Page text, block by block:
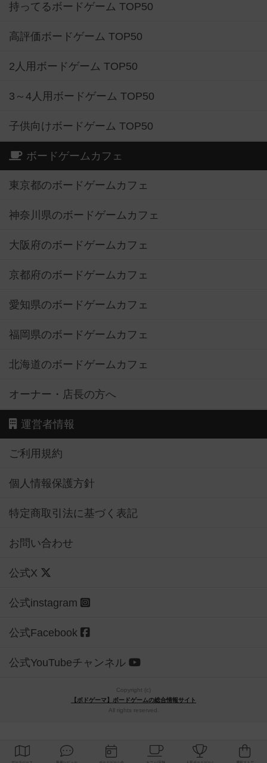
持ってるボードゲーム TOP50
高評価ボードゲーム TOP50
2人用ボードゲーム TOP50
3～4人用ボードゲーム TOP50
子供向けボードゲーム TOP50
ボードゲームカフェ
東京都のボードゲームカフェ
神奈川県のボードゲームカフェ
大阪府のボードゲームカフェ
京都府のボードゲームカフェ
愛知県のボードゲームカフェ
福岡県のボードゲームカフェ
北海道のボードゲームカフェ
オーナー・店長の方へ
運営者情報
ご利用規約
個人情報保護方針
特定商取引法に基づく表記
お問い合わせ
公式X
公式instagram
公式Facebook
公式YouTubeチャンネル
Copyright (c)
【ボドゲーマ】ボードゲームの総合情報サイト
All rights reserved.